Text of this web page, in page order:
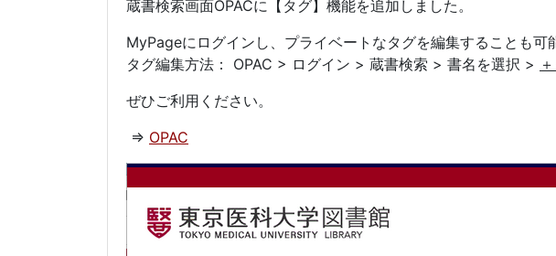
蔵書検索画面OPACに【タグ】機能を追加しました。
MyPageにログインし、プライベートなタグを編集することも可
タグ編集方法： OPAC > ログイン > 蔵書検索 > 書名を選択 >
ぜひご利用ください。
⇒ OPAC